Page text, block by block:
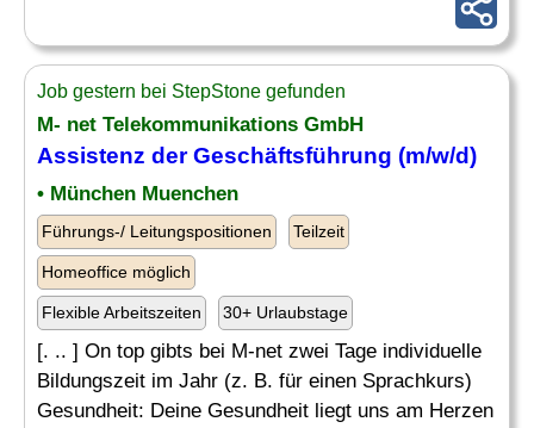
Job gestern bei StepStone gefunden
M- net Telekommunikations GmbH
Assistenz der Geschäftsführung (m/w/d)
• München Muenchen
Führungs-/ Leitungspositionen Teilzeit
Homeoffice möglich
Flexible Arbeitszeiten 30+ Urlaubstage
[. .. ] On top gibts bei M-net zwei Tage individuelle
Bildungszeit im Jahr (z. B. für einen Sprachkurs)
Gesundheit: Deine Gesundheit liegt uns am Herzen